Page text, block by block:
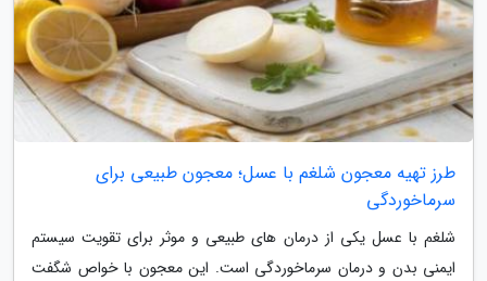
طرز تهیه معجون شلغم با عسل؛ معجون طبیعی برای
سرماخوردگی
شلغم با عسل یکی از درمان های طبیعی و موثر برای تقویت سیستم
ایمنی بدن و درمان سرماخوردگی است. این معجون با خواص شگفت